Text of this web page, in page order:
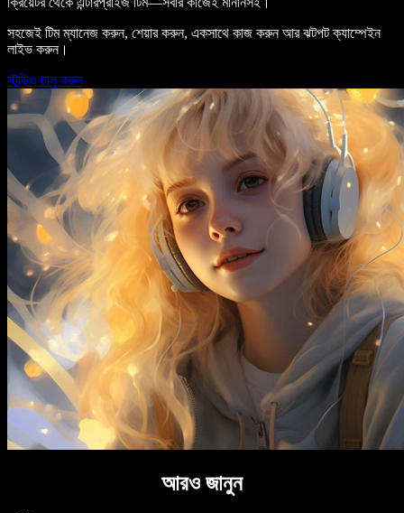
সহজেই টিম ম্যানেজ করুন, শেয়ার করুন, একসাথে কাজ করুন আর ঝটপট ক্যাম্পেইন
লাইভ করুন।
স্টুডিও চালু করুন
আরও জানুন